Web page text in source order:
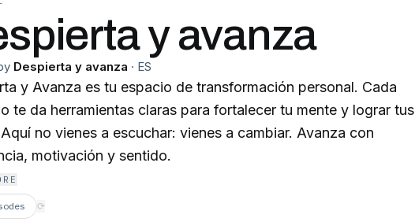
y avanza
Despierta y avanza · ES
y Avanza es tu espacio de transformación personal. Cada
te da herramientas claras para fortalecer tu mente y lograr tus
no vienes a escuchar: vienes a cambiar. Avanza con
motivación y sentido.
⟳